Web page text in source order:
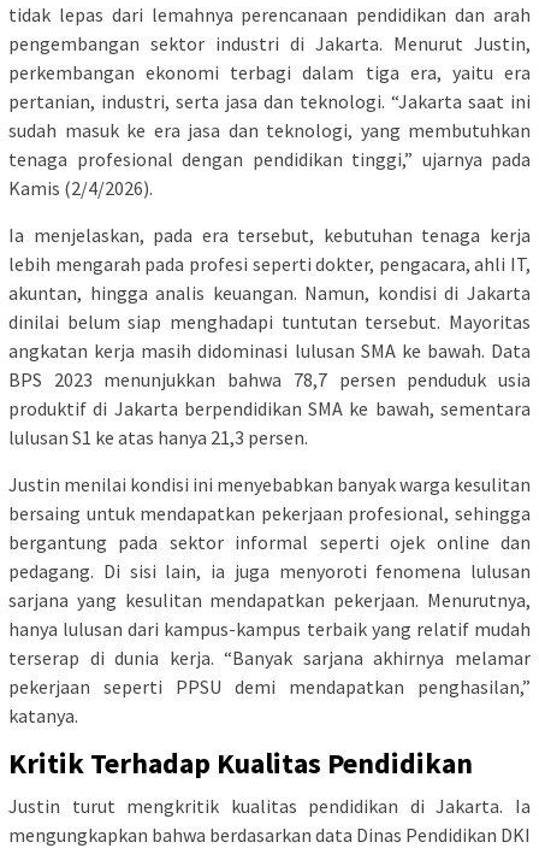
tidak lepas dari lemahnya perencanaan pendidikan dan arah
pengembangan sektor industri di Jakarta. Menurut Justin,
perkembangan ekonomi terbagi dalam tiga era, yaitu era
pertanian, industri, serta jasa dan teknologi. “Jakarta saat ini
sudah masuk ke era jasa dan teknologi, yang membutuhkan
tenaga profesional dengan pendidikan tinggi,” ujarnya pada
Kamis (2/4/2026).
Ia menjelaskan, pada era tersebut, kebutuhan tenaga kerja
lebih mengarah pada profesi seperti dokter, pengacara, ahli IT,
akuntan, hingga analis keuangan. Namun, kondisi di Jakarta
dinilai belum siap menghadapi tuntutan tersebut. Mayoritas
angkatan kerja masih didominasi lulusan SMA ke bawah. Data
BPS 2023 menunjukkan bahwa 78,7 persen penduduk usia
produktif di Jakarta berpendidikan SMA ke bawah, sementara
lulusan S1 ke atas hanya 21,3 persen.
Justin menilai kondisi ini menyebabkan banyak warga kesulitan
bersaing untuk mendapatkan pekerjaan profesional, sehingga
bergantung pada sektor informal seperti ojek online dan
pedagang. Di sisi lain, ia juga menyoroti fenomena lulusan
sarjana yang kesulitan mendapatkan pekerjaan. Menurutnya,
hanya lulusan dari kampus-kampus terbaik yang relatif mudah
terserap di dunia kerja. “Banyak sarjana akhirnya melamar
pekerjaan seperti PPSU demi mendapatkan penghasilan,”
katanya.
Kritik Terhadap Kualitas Pendidikan
Justin turut mengkritik kualitas pendidikan di Jakarta. Ia
mengungkapkan bahwa berdasarkan data Dinas Pendidikan DKI